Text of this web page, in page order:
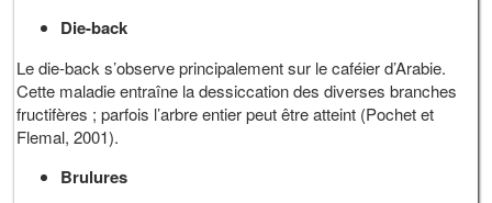
Die-back
Le die-back s’observe principalement sur le caféier d’Arabie.
Cette maladie entraîne la dessiccation des diverses branches
fructifères ; parfois l’arbre entier peut être atteint (Pochet et
Flemal, 2001).
Brulures